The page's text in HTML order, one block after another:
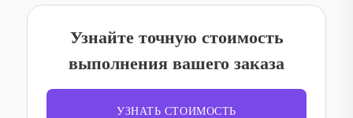
Узнайте точную стоимость
выполнения вашего заказа
УЗНАТЬ СТОИМОСТЬ